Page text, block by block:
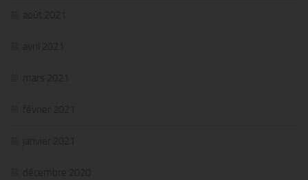
août 2021
avril 2021
mars 2021
février 2021
janvier 2021
décembre 2020